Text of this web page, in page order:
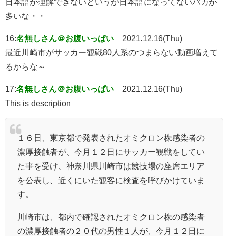
多いな・・
16:名無しさん＠お腹いっぱい
2021.12.16(Thu)
最近川崎市がサッカー観戦80人系のつまらない動画増えて
るからな～
17:名無しさん＠お腹いっぱい
2021.12.16(Thu)
This is description
１６日、東京都で発表されたオミクロン株感染者の
濃厚接触者が、今月１２日にサッカー観戦をしてい
た事を受け、神奈川県川崎市は競技場の座席エリア
を公表し、近くにいた観客に検査を呼びかけていま
す。
川崎市は、都内で確認されたオミクロン株の感染者
の濃厚接触者の２０代の男性１人が、今月１２日に